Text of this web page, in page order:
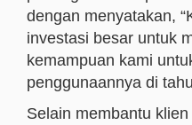
dengan menyatakan,
investasi besar untuk
kemampuan kami
penggunaannya di
Selain membantu